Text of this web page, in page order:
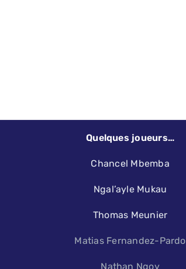
Quelques joueurs…
Chancel Mbemba
Ngal’ayle Mukau
Thomas Meunier
Matias Fernandez-Pardo
Nathan Ngoy